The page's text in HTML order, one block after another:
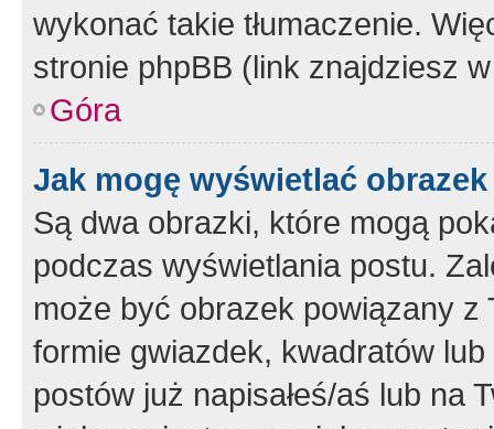
wykonać takie tłumaczenie.
stronie phpBB (link znajdziesz
Góra
Jak mogę wyświetlać
Są dwa obrazki, które mogą
podczas wyświetlania postu.
może być obrazek powiązany z
formie gwiazdek, kwadratów
postów już napisałeś/aś lub na